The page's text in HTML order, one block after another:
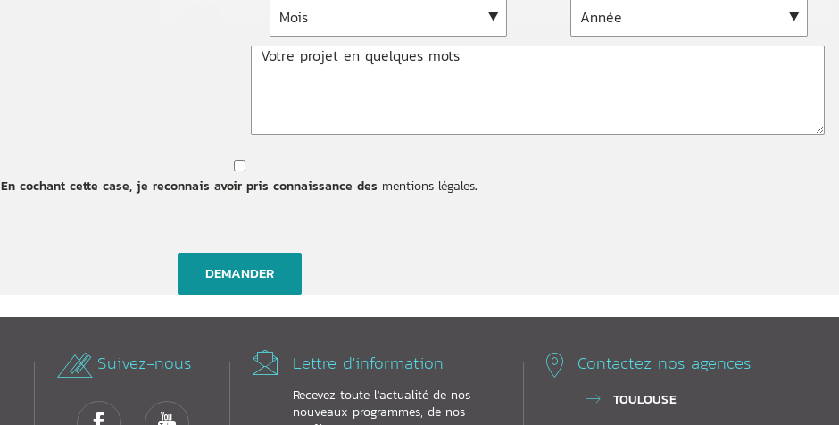
En cochant cette case, je reconnais avoir pris connaissance des mentions légales.
Suivez-nous Lettre d'information
Recevez toute l'actualité de nos
nouveaux programmes, de nos
Contactez nos agences
TOULOUSE